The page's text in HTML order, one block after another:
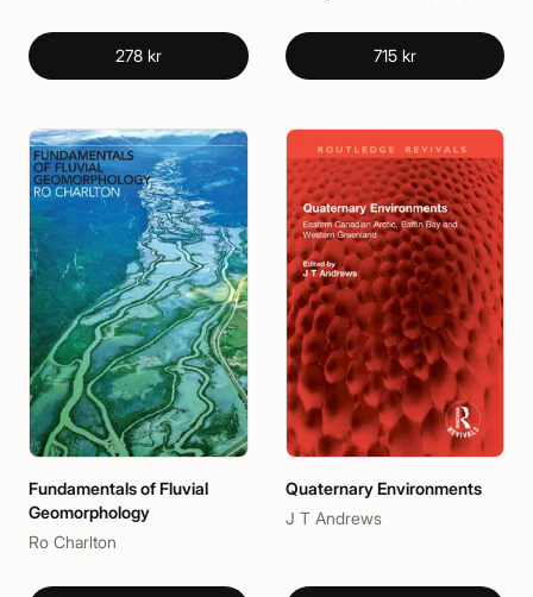
278 kr 715 kr
Fundamentals of Fluvial
Geomorphology
Ro Charlton
Quaternary Environments
J T Andrews